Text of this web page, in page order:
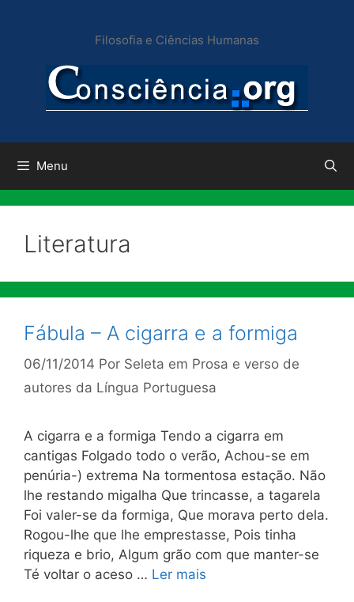
conteúdo
Filosofia e Ciências Humanas
Menu
Literatura
Fábula – A cigarra e a formiga
06/11/2014 Por Seleta em Prosa e verso de
autores da Língua Portuguesa
A cigarra e a formiga Tendo a cigarra em
cantigas Folgado todo o verão, Achou-se em
penúria-) extrema Na tormentosa estação. Não
lhe restando migalha Que trincasse, a tagarela
Foi valer-se da formiga, Que morava perto dela.
Rogou-lhe que lhe emprestasse, Pois tinha
riqueza e brio, Algum grão com que manter-se
Té voltar o aceso … Ler mais